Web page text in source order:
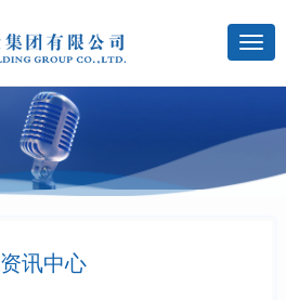
资讯中心